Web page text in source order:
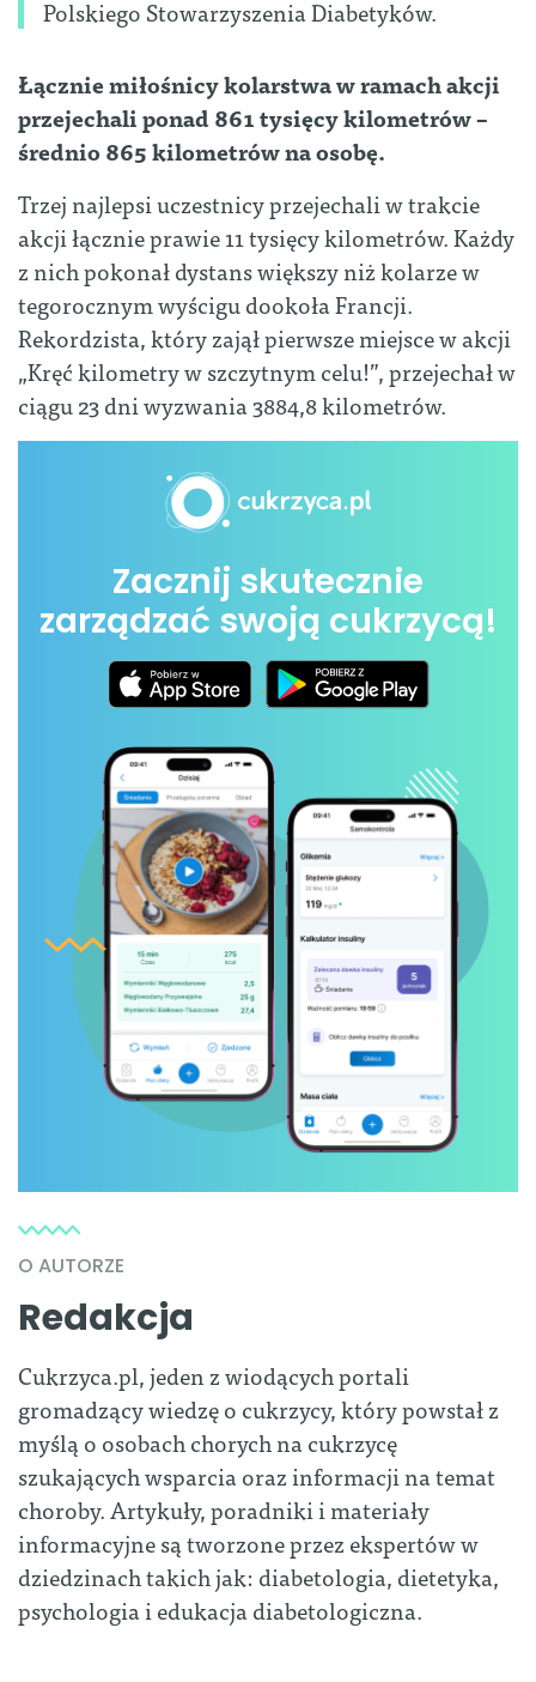
Polskiego Stowarzyszenia Diabetyków.
Łącznie miłośnicy kolarstwa w ramach akcji
przejechali ponad 861 tysięcy kilometrów –
średnio 865 kilometrów na osobę.
Trzej najlepsi uczestnicy przejechali w trakcie
akcji łącznie prawie 11 tysięcy kilometrów. Każdy
z nich pokonał dystans większy niż kolarze w
tegorocznym wyścigu dookoła Francji.
Rekordzista, który zajął pierwsze miejsce w akcji
„Kręć kilometry w szczytnym celu!”, przejechał w
ciągu 23 dni wyzwania 3884,8 kilometrów.
Zacznij skutecznie
zarządzać swoją cukrzycą!
O AUTORZE
Redakcja
Cukrzyca.pl, jeden z wiodących portali
gromadzący wiedzę o cukrzycy, który powstał z
myślą o osobach chorych na cukrzycę
szukających wsparcia oraz informacji na temat
choroby. Artykuły, poradniki i materiały
informacyjne są tworzone przez ekspertów w
dziedzinach takich jak: diabetologia, dietetyka,
psychologia i edukacja diabetologiczna.